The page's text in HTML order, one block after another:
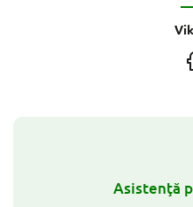
Asistenţă